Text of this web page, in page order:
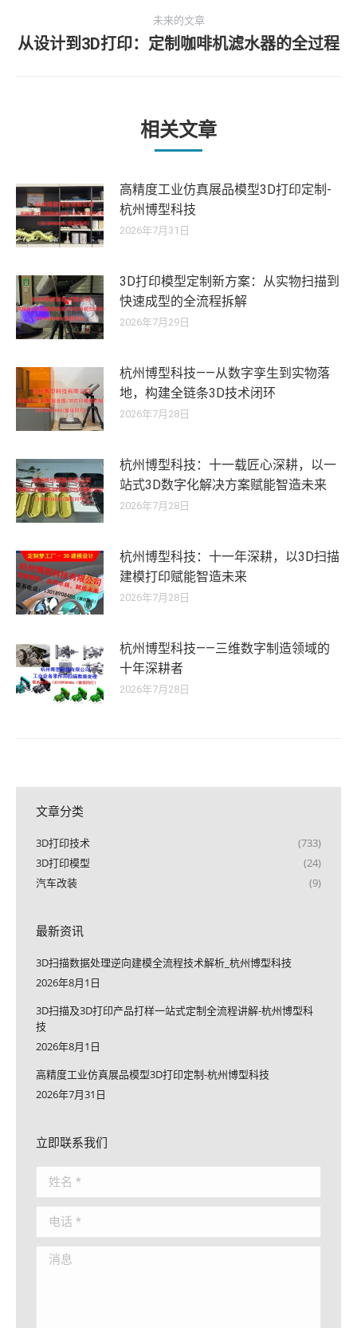
航
文
章：
未来的文章
未
章：
从设计到3D打印：定制咖啡机滤水器的全过程
相关文章
高精度工业仿真展品模型3D打印定制-
杭州博型科技
2026年7月31日
3D打印模型定制新方案：从实物扫描到
快速成型的全流程拆解
2026年7月29日
杭州博型科技——从数字孪生到实物落
地，构建全链条3D技术闭环
2026年7月28日
杭州博型科技：十一载匠心深耕，以一
站式3D数字化解决方案赋能智造未来
2026年7月28日
杭州博型科技：十一年深耕，以3D扫描
建模打印赋能智造未来
2026年7月28日
杭州博型科技——三维数字制造领域的
十年深耕者
2026年7月28日
文章分类
3D打印技术
(733)
3D打印模型
(24)
汽车改装
(9)
最新资讯
3D扫描数据处理逆向建模全流程技术解析_杭州博型科技
2026年8月1日
3D扫描及3D打印产品打样一站式定制全流程讲解-杭州博型科
技
2026年8月1日
高精度工业仿真展品模型3D打印定制-杭州博型科技
2026年7月31日
立即联系我们
姓名 *
电话 *
消息